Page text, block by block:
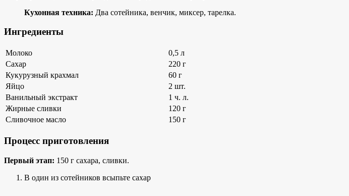
Кухонная техника: Два сотейника, венчик, миксер, тарелка.
Ингредиенты
Молоко
0,5 л
Сахар
220 г
Кукурузный крахмал
60 г
Яйцо
2 шт.
Ванильный экстракт
1 ч. л.
Жирные сливки
120 г
Сливочное масло
150 г
Процесс приготовления
Первый этап: 150 г сахара, сливки.
В один из сотейников всыпьте сахар